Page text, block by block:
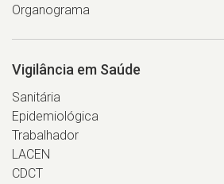
Organograma
Vigilância em Saúde
Sanitária
Epidemiológica
Trabalhador
LACEN
CDCT